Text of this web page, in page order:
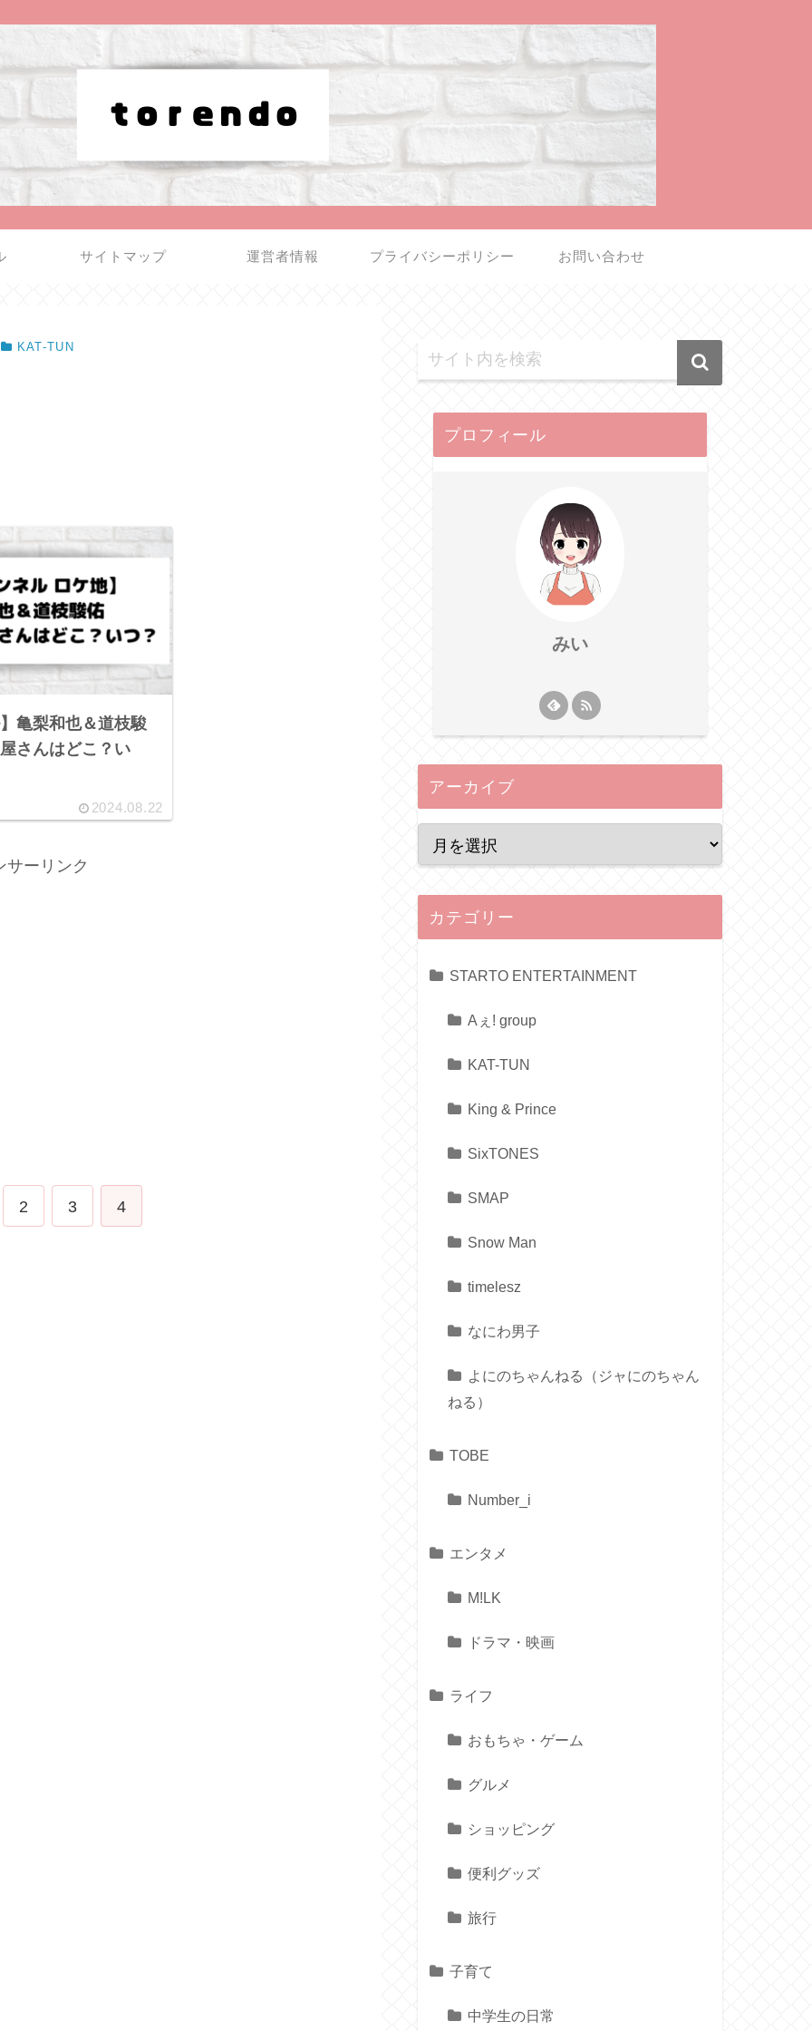
サイトマップ 運営者情報 プライバシーポリシー お問い合わせ
KAT-TUN
亀梨和也＆道枝駿
さんはどこ？い
2024.08.22
サーリンク
2 3 4
プロフィール
みい
アーカイブ
カテゴリー
STARTO ENTERTAINMENT
Aぇ! group
KAT-TUN
King & Prince
SixTONES
SMAP
Snow Man
timelesz
なにわ男子
よにのちゃんねる（ジャにのちゃん
ねる）
TOBE
Number_i
エンタメ
M!LK
ドラマ・映画
ライフ
おもちゃ・ゲーム
グルメ
ショッピング
便利グッズ
旅行
子育て
中学生の日常